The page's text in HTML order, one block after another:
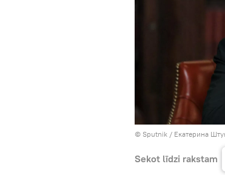
© Sputnik / Екатерина
Sekot līdzi rakstam